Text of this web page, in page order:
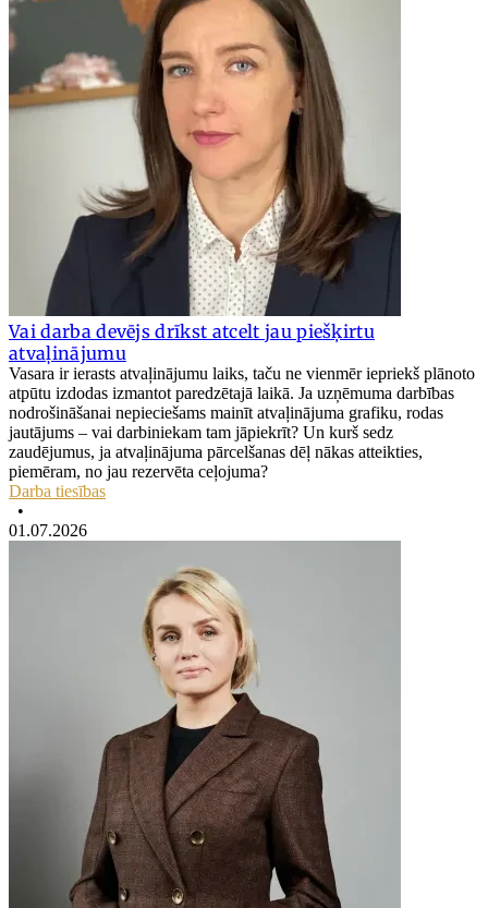
Vai darba devējs drīkst atcelt jau piešķirtu
atvaļinājumu
Vasara ir ierasts atvaļinājumu laiks, taču ne vienmēr iepriekš plānoto
atpūtu izdodas izmantot paredzētajā laikā. Ja uzņēmuma darbības
nodrošināšanai nepieciešams mainīt atvaļinājuma grafiku, rodas
jautājums – vai darbiniekam tam jāpiekrīt? Un kurš sedz
zaudējumus, ja atvaļinājuma pārcelšanas dēļ nākas atteikties,
piemēram, no jau rezervēta ceļojuma?
Darba tiesības
•
01.07.2026